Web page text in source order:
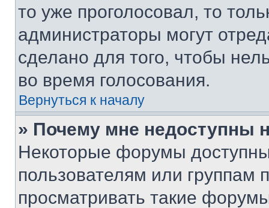
то уже проголосовал, то
администраторы могут
сделано для того, чтобы
во время голосования.
Вернуться к началу
» Почему мне недоступны
Некоторые форумы
пользователям или группам
просматривать такие